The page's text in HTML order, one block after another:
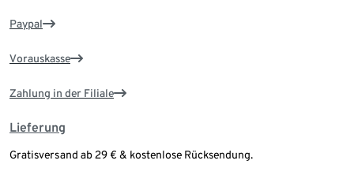
Paypal
Vorauskasse
Zahlung in der Filiale
Lieferung
Gratisversand ab 29 € & kostenlose Rücksendung.